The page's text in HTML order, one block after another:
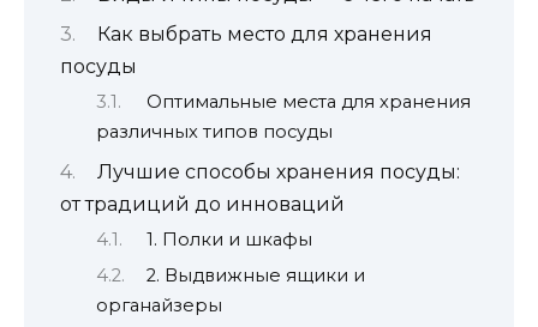
Как выбрать место для хранения
посуды
Оптимальные места для хранения
различных типов посуды
Лучшие способы хранения посуды:
от традиций до инноваций
1. Полки и шкафы
2. Выдвижные ящики и
органайзеры